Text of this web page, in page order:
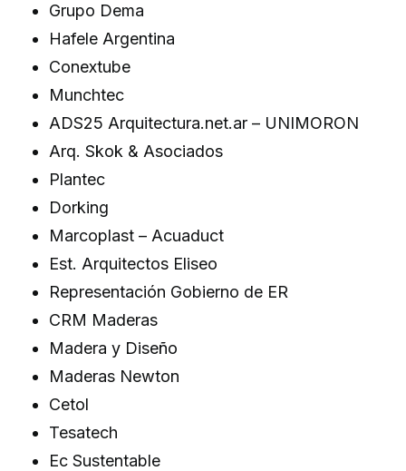
Grupo Dema
Hafele Argentina
Conextube
Munchtec
ADS25 Arquitectura.net.ar – UNIMORON
Arq. Skok & Asociados
Plantec
Dorking
Marcoplast – Acuaduct
Est. Arquitectos Eliseo
Representación Gobierno de ER
CRM Maderas
Madera y Diseño
Maderas Newton
Cetol
Tesatech
Ec Sustentable